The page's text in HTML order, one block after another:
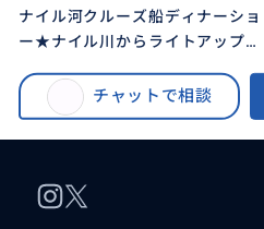
ナイル河クルーズ船ディナーショ
ー★ナイル川からライトアップさ
or ヨーロッパ料理&ベリーダンス
ショー
チャットで相談
ナイル河クルーズ船ディナーショー★ナ
を楽しみながらローカル or